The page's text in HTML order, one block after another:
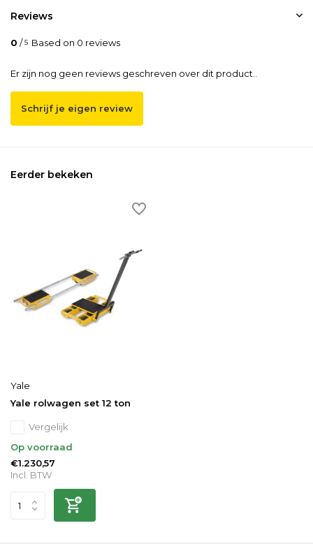
Reviews
0 /5 Based on 0 reviews
Er zijn nog geen reviews geschreven over dit product..
Schrijf je eigen review
Eerder bekeken
Yale
Yale rolwagen set 12 ton
Vergelijk
Op voorraad
€1.230,57
Incl. BTW